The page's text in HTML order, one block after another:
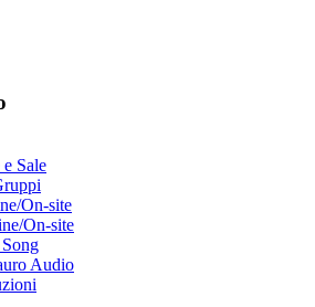
Sale
On-site
On-site
Audio